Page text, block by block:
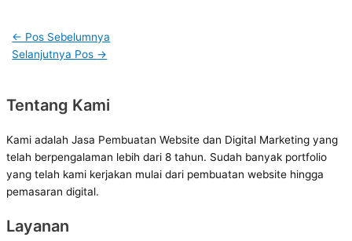
← Pos Sebelumnya
Selanjutnya Pos →
Tentang Kami
Kami adalah Jasa Pembuatan Website dan Digital Marketing yang
telah berpengalaman lebih dari 8 tahun. Sudah banyak portfolio
yang telah kami kerjakan mulai dari pembuatan website hingga
pemasaran digital.
Layanan